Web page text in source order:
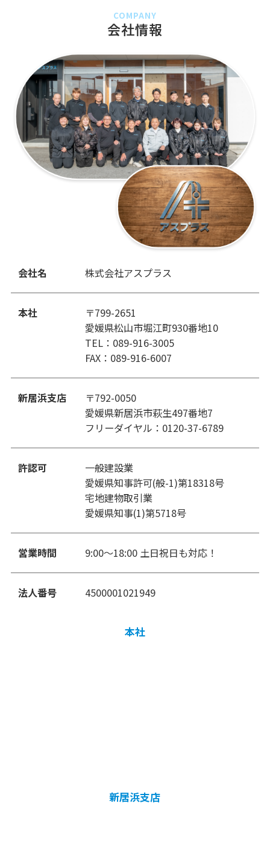
COMPANY
会社情報
会社名 株式会社アスプラス
本社
〒799-2651
愛媛県松山市堀江町930番地10
TEL：089-916-3005
FAX：089-916-6007
新居浜支店
〒792-0050
愛媛県新居浜市萩生497番地7
フリーダイヤル：0120-37-6789
許認可
一般建設業
愛媛県知事許可(般-1)第18318号
宅地建物取引業
愛媛県知事(1)第5718号
営業時間 9:00〜18:00 土日祝日も対応！
法人番号 4500001021949
本社
新居浜支店